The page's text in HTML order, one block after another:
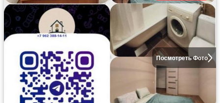
Посмотреть Фото